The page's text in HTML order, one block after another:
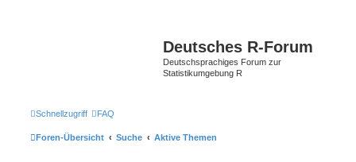
Deutsches R-Forum
Deutschsprachiges Forum zur
Statistikumgebung R
Schnellzugriff FAQ
Foren-Übersicht Suche Aktive Themen